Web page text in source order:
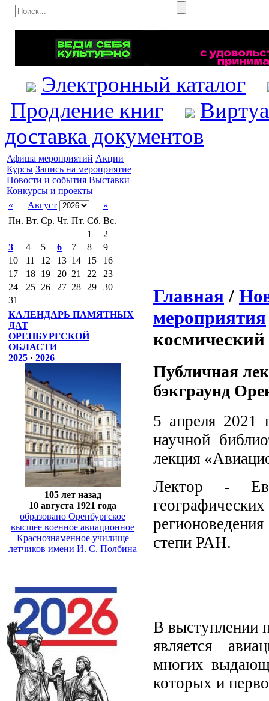
Электронный каталог
Продление книг
доставка документов
Афиша мероприятий Акции
Курсы Запись на мероприятие
Новости и события Выставки
Конкурсы и проекты
«
Август
»
Пн. Вт. Ср. Чт. Пт. Сб. Вс.
1
2
3
4 5 6 7 8
9
10
11 12 13 14 15
16
17
18 19 20 21 22
23
24
25 26 27 28 29
30
31
КАЛЕНДАРЬ ПАМЯТНЫХ
ДАТ
ОРЕНБУРГСКОЙ
ОБЛАСТИ
2025 · 2026
105 лет назад
10 августа 1921 года
образовано Оренбургское
высшее военное авиационное
Краснознаменное училище
летчиков имени И. С. Полбина
Главная /
мероприятия
Публичная
бэкграунд
5 апреля 2021
научной
лекция
Лектор -
степи РАН.
В выступлении
является
многих
которых и